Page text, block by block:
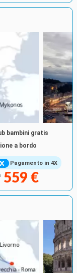
Pagamento in 4X
bambini gratis
a bordo
559 €